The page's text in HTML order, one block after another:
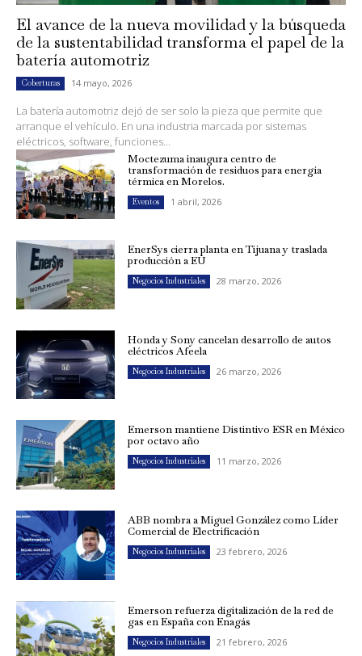
El avance de la nueva movilidad y la búsqueda
de la sustentabilidad transforma el papel de la
batería automotriz
Coberturas 14 mayo, 2026
La batería automotriz dejó de ser solo la pieza que permite que
arranque el vehículo. En una industria marcada por sistemas
eléctricos, software, funciones...
Moctezuma inaugura centro de
transformación de residuos para energía
térmica en Morelos.
Eventos 1 abril, 2026
EnerSys cierra planta en Tijuana y traslada
producción a EU
Negocios Industriales 28 marzo, 2026
Honda y Sony cancelan desarrollo de autos
eléctricos Afeela
Negocios Industriales 26 marzo, 2026
Emerson mantiene Distintivo ESR en México
por octavo año
Negocios Industriales 11 marzo, 2026
ABB nombra a Miguel González como Líder
Comercial de Electrificación
Negocios Industriales 23 febrero, 2026
Emerson refuerza digitalización de la red de
gas en España con Enagás
Negocios Industriales 21 febrero, 2026